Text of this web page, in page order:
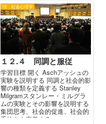
12 社会心理学
１２.４ 同調と服従
学習目標 開く Aschアッシュの
実験を説明する 同調と社会的影
響の種類を定義する Stanley
Milgramスタンレー・ミルグラ
ムの実験とその影響を説明する
集団思考、社会的促進、社会的